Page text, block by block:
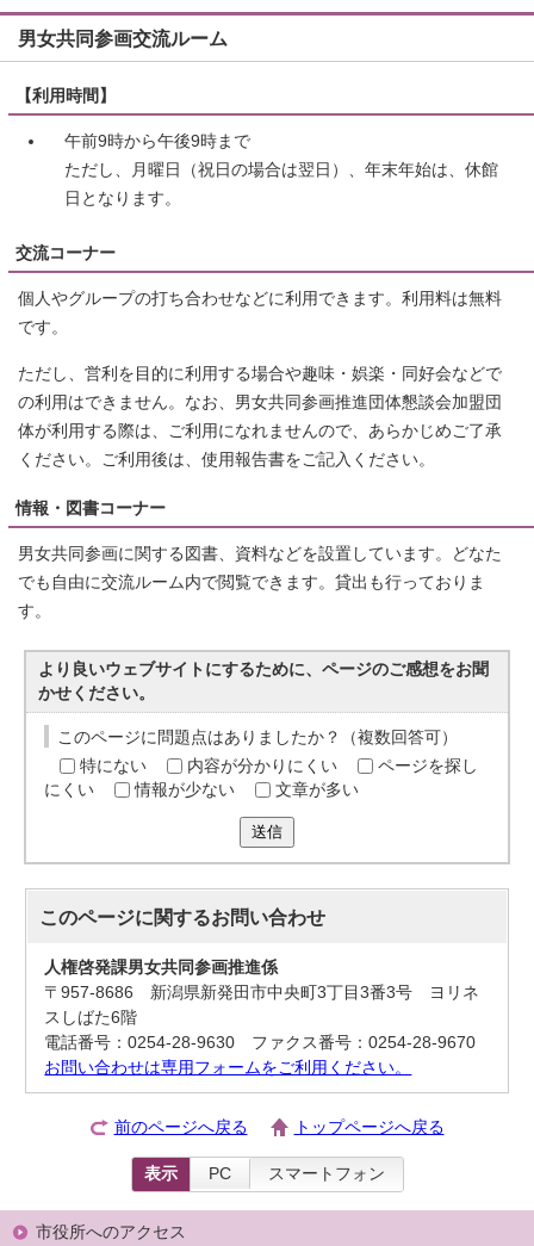
男女共同参画交流ルーム
【利用時間】
午前9時から午後9時まで
ただし、月曜日（祝日の場合は翌日）、年末年始は、休館
日となります。
交流コーナー
個人やグループの打ち合わせなどに利用できます。利用料は無料
です。
ただし、営利を目的に利用する場合や趣味・娯楽・同好会などで
の利用はできません。なお、男女共同参画推進団体懇談会加盟団
体が利用する際は、ご利用になれませんので、あらかじめご了承
ください。ご利用後は、使用報告書をご記入ください。
情報・図書コーナー
男女共同参画に関する図書、資料などを設置しています。どなた
でも自由に交流ルーム内で閲覧できます。貸出も行っておりま
す。
より良いウェブサイトにするために、ページのご感想をお聞
かせください。
このページに問題点はありましたか？（複数回答可）
特にない
内容が分かりにくい
ページを探し
にくい
情報が少ない 文章が多い
送信
このページに関するお問い合わせ
人権啓発課男女共同参画推進係
〒957-8686 新潟県新発田市中央町3丁目3番3号 ヨリネ
スしばた6階
電話番号：0254-28-9630 ファクス番号：0254-28-9670
お問い合わせは専用フォームをご利用ください。
前のページへ戻る トップページへ戻る
表示 PC スマートフォン
市役所へのアクセス